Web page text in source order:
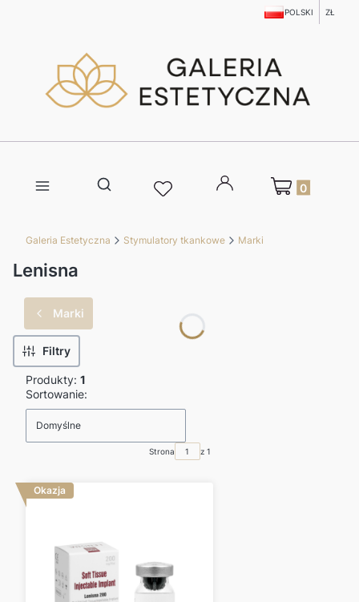
POLSKI ZŁ
Otwórz wyszukiwarkę
Produkty w
Galeria Estetyczna Stymulatory tkankowe Marki
Lenisna
Marki
Filtry
Produkty: 1
Lista produktów
Sortowanie:
Domyślne
Strona z 1
Okazja